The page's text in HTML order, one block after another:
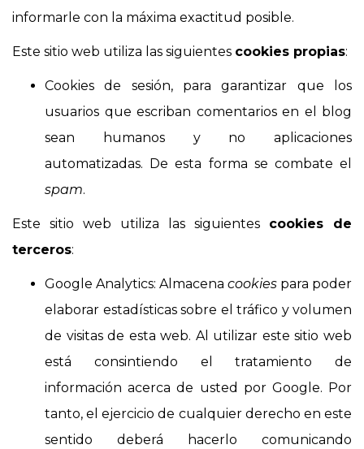
informarle con la máxima exactitud posible.
Este sitio web utiliza las siguientes cookies propias:
Cookies de sesión, para garantizar que los
usuarios que escriban comentarios en el blog
sean humanos y no aplicaciones
automatizadas. De esta forma se combate el
spam.
Este sitio web utiliza las siguientes cookies de
terceros:
Google Analytics: Almacena cookies para poder
elaborar estadísticas sobre el tráfico y volumen
de visitas de esta web. Al utilizar este sitio web
está consintiendo el tratamiento de
información acerca de usted por Google. Por
tanto, el ejercicio de cualquier derecho en este
sentido deberá hacerlo comunicando